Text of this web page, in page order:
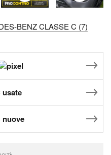
BENZ CLASSE C (7)
usate
nuove